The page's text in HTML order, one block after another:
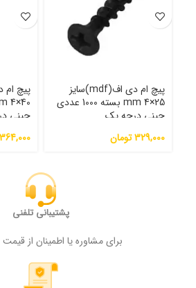
پیچ ام دی اف(mdf)سایز
25×4 mm بسته 1000 عددی
چینی درجه یک
329,000تومان
چینی
364,000
پشتیبانی تلفنی
برای مشاوره یا اطمینان از